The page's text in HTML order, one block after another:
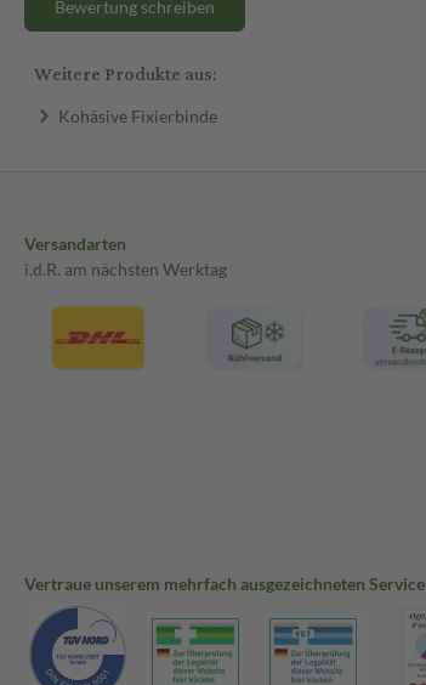
Bewertung schreiben
Weitere Produkte aus:
Kohäsive Fixierbinde
Versandarten
i.d.R. am nächsten Werktag
Vertraue unserem mehrfach ausgezeichneten Service